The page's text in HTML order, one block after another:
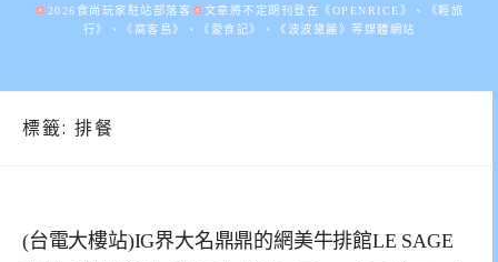
2026食尚玩家駐站部落客
文章將不定期刊登在《OPENRICE》、《輕旅
行》、《窩客島》、《愛食記》、《波波黛麗》等媒體網站
標籤: 排餐
(台電大樓站)IG界大名鼎鼎的網美牛排館LE SAGE